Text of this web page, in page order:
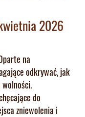
2026
na
odkrywać, jak
do
zniewolenia i